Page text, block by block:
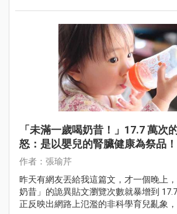
「未滿一歲喝奶昔！」17.7 萬次
怒：是以嬰兒的腎臟健康為祭品！
作者：張瑜芹
昨天有網友丟給我這篇文，才一個晚上
奶昔」的詭異貼文瀏覽次數就暴增到
正反映出網路上氾濫的非科學育兒亂象